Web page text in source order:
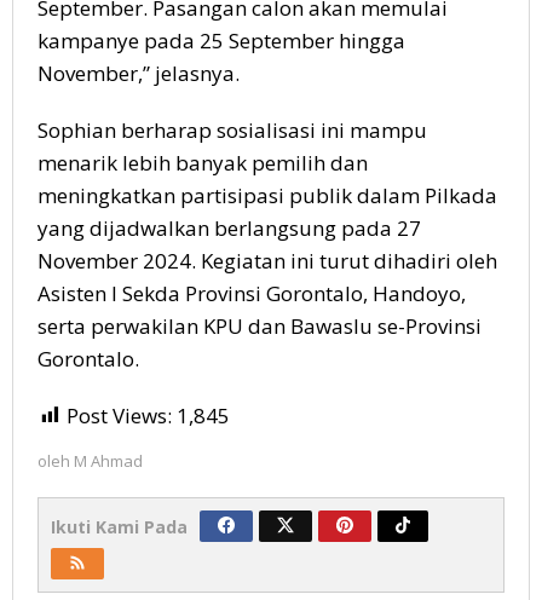
September. Pasangan calon akan memulai
kampanye pada 25 September hingga
November,” jelasnya.
Sophian berharap sosialisasi ini mampu
menarik lebih banyak pemilih dan
meningkatkan partisipasi publik dalam Pilkada
yang dijadwalkan berlangsung pada 27
November 2024. Kegiatan ini turut dihadiri oleh
Asisten I Sekda Provinsi Gorontalo, Handoyo,
serta perwakilan KPU dan Bawaslu se-Provinsi
Gorontalo.
Post Views: 1,845
oleh M Ahmad
Ikuti Kami Pada